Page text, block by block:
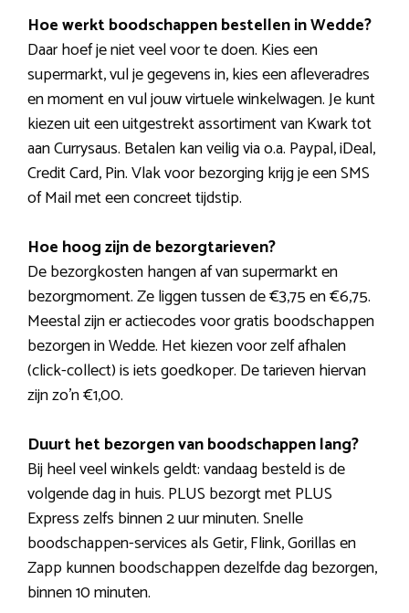
Hoe werkt boodschappen bestellen in Wedde?
Daar hoef je niet veel voor te doen. Kies een
supermarkt, vul je gegevens in, kies een afleveradres
en moment en vul jouw virtuele winkelwagen. Je kunt
kiezen uit een uitgestrekt assortiment van Kwark tot
aan Currysaus. Betalen kan veilig via o.a. Paypal, iDeal,
Credit Card, Pin. Vlak voor bezorging krijg je een SMS
of Mail met een concreet tijdstip.
Hoe hoog zijn de bezorgtarieven?
De bezorgkosten hangen af van supermarkt en
bezorgmoment. Ze liggen tussen de €3,75 en €6,75.
Meestal zijn er actiecodes voor gratis boodschappen
bezorgen in Wedde. Het kiezen voor zelf afhalen
(click-collect) is iets goedkoper. De tarieven hiervan
zijn zo’n €1,00.
Duurt het bezorgen van boodschappen lang?
Bij heel veel winkels geldt: vandaag besteld is de
volgende dag in huis. PLUS bezorgt met PLUS
Express zelfs binnen 2 uur minuten. Snelle
boodschappen-services als Getir, Flink, Gorillas en
Zapp kunnen boodschappen dezelfde dag bezorgen,
binnen 10 minuten.